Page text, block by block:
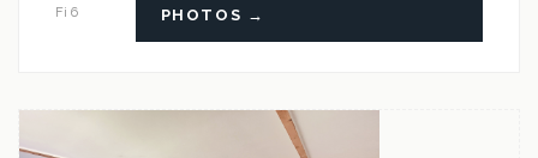
Fi 6
PHOTOS →